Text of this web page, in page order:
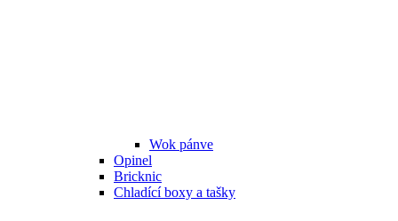
Wok pánve
Opinel
Bricknic
Chladící boxy a tašky